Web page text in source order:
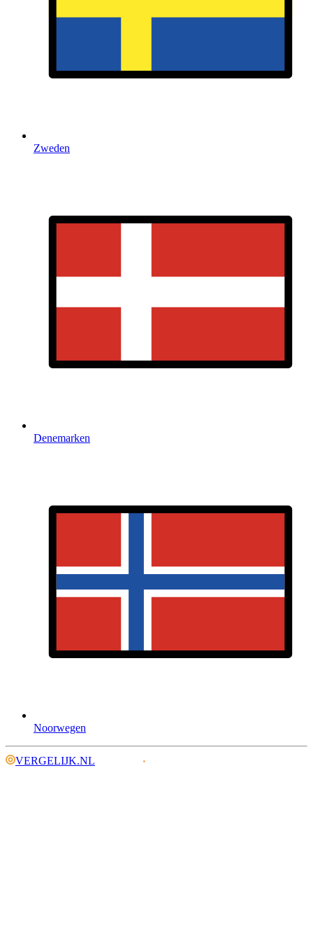
Zweden
Denemarken
Noorwegen
VERGELIJK.NL